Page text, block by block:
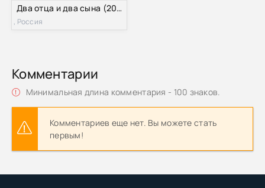
Два отца и два сына (2013-2016) 1,2,3 сезон
, Россия
Комментарии
Минимальная длина комментария - 100 знаков.
Комментариев еще нет. Вы можете стать
первым!